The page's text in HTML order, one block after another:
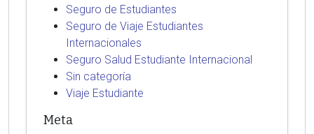
Seguro de Estudiantes
Seguro de Viaje Estudiantes
Internacionales
Seguro Salud Estudiante Internacional
Sin categoría
Viaje Estudiante
Meta